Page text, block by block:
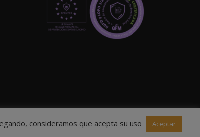
consideramos que acepta su uso Aceptar